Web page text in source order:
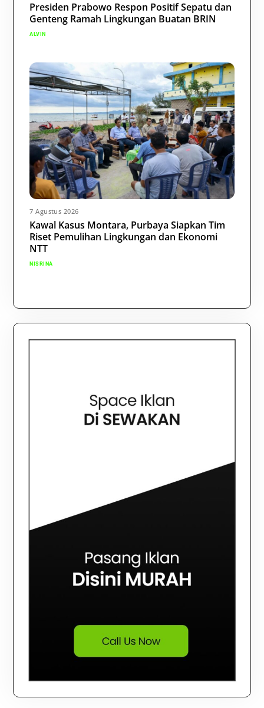
Presiden Prabowo Respon Positif Sepatu dan
Genteng Ramah Lingkungan Buatan BRIN
ALVIN
7 Agustus 2026
Kawal Kasus Montara, Purbaya Siapkan Tim
Riset Pemulihan Lingkungan dan Ekonomi
NTT
NISRINA